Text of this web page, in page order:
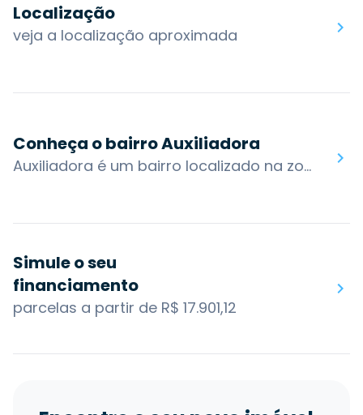
Localização
veja a localização aproximada
Conheça o bairro Auxiliadora
Auxiliadora é um bairro localizado na zona norte de Porto Alegre, está inserido em uma região nobre que reúne um grupo de dezenove bairros com afinidades entre si. A área em que está compreendida é uma das partes mais antigas da cidade, que se desenvolveu ao redor do Centro Histórico.Possui ruas planejadas, um misto de casas antigas e edifícios mais modernos e oferece um comércio variado com bares, casas noturnas e restaurantes.O bairro também possui acesso por algumas das principais vias da cidade: Av. Plínio Brasil Milano, R. 24 de Outubro, Av. Carlos Gomes, Marquês do Pombal, R. Marcelo GamaOs bairros nos arredores são: Mont'Serrat, Boa Vista, Higienópolis, Moinhos de Vento, Rio Branco, Bela Vista, Protásio AlvesVocê encontra no bairro Auxiliadora: Colégio Estadual Piratini, Hospital Militar de Área de Porto Alegre, La Mafia Barbearia Social Club, Zaffari Bordini
Simule o seu
financiamento
parcelas a partir de R$ 17.901,12